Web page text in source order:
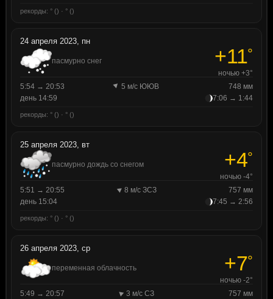
рекорды: ° () · ° ()
24 апреля 2023, пн
пасмурно снег +11°
ночью +3°
5:54 → 20:53
5 м/с ЮЮВ
748 мм
день 14:59
7:06 → 1:44
рекорды: ° () · ° ()
25 апреля 2023, вт
пасмурно дождь со снегом +4°
ночью -4°
5:51 → 20:55
8 м/с ЗСЗ
757 мм
день 15:04
7:45 → 2:56
рекорды: ° () · ° ()
26 апреля 2023, ср
переменная облачность +7°
ночью -2°
5:49 → 20:57
3 м/с СЗ
757 мм